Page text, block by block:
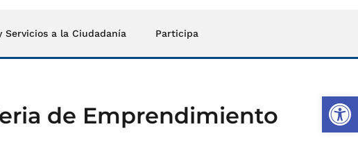
Servicios a la Ciudadanía Participa
de Emprendimiento